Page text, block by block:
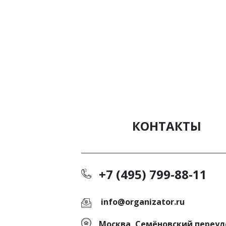
КОНТАКТЫ
+7 (495) 799-88-11
info@organizator.ru